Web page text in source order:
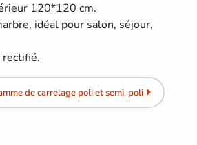
120*120 cm.
idéal pour salon, séjour,
rectifié.
de carrelage poli et semi-poli